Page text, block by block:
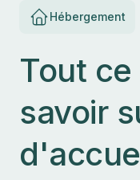
Hébergement
Tout
savoir